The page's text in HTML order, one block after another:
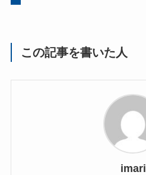
この記事を書いた人
imari